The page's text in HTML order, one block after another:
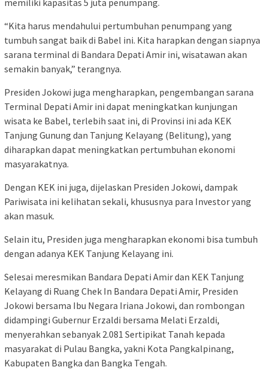
memiliki kapasitas 5 juta penumpang.
“Kita harus mendahului pertumbuhan penumpang yang
tumbuh sangat baik di Babel ini. Kita harapkan dengan siapnya
sarana terminal di Bandara Depati Amir ini, wisatawan akan
semakin banyak,” terangnya.
Presiden Jokowi juga mengharapkan, pengembangan sarana
Terminal Depati Amir ini dapat meningkatkan kunjungan
wisata ke Babel, terlebih saat ini, di Provinsi ini ada KEK
Tanjung Gunung dan Tanjung Kelayang (Belitung), yang
diharapkan dapat meningkatkan pertumbuhan ekonomi
masyarakatnya.
Dengan KEK ini juga, dijelaskan Presiden Jokowi, dampak
Pariwisata ini kelihatan sekali, khususnya para Investor yang
akan masuk.
Selain itu, Presiden juga mengharapkan ekonomi bisa tumbuh
dengan adanya KEK Tanjung Kelayang ini.
Selesai meresmikan Bandara Depati Amir dan KEK Tanjung
Kelayang di Ruang Chek In Bandara Depati Amir, Presiden
Jokowi bersama Ibu Negara Iriana Jokowi, dan rombongan
didampingi Gubernur Erzaldi bersama Melati Erzaldi,
menyerahkan sebanyak 2.081 Sertipikat Tanah kepada
masyarakat di Pulau Bangka, yakni Kota Pangkalpinang,
Kabupaten Bangka dan Bangka Tengah.